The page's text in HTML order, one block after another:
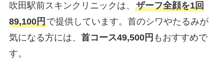
吹田駅前スキンクリニックは、 ザーフ全顔を1回
89,100円で提供しています。首のシワやたるみが
気になる方には、 首コース49,500円 もおすすめで
す。